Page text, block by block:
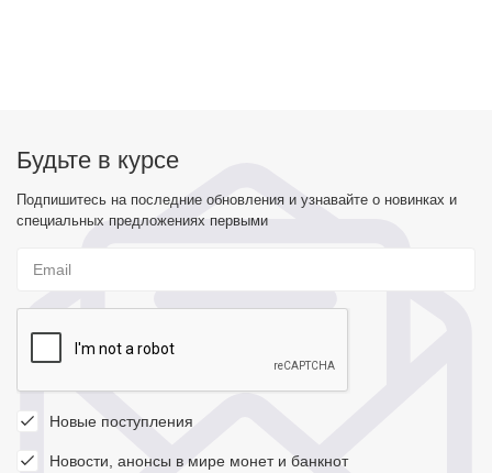
Будьте в курсе
Подпишитесь на последние обновления и узнавайте о новинках и
специальных предложениях первыми
Новые поступления
Новости, анонсы в мире монет и банкнот